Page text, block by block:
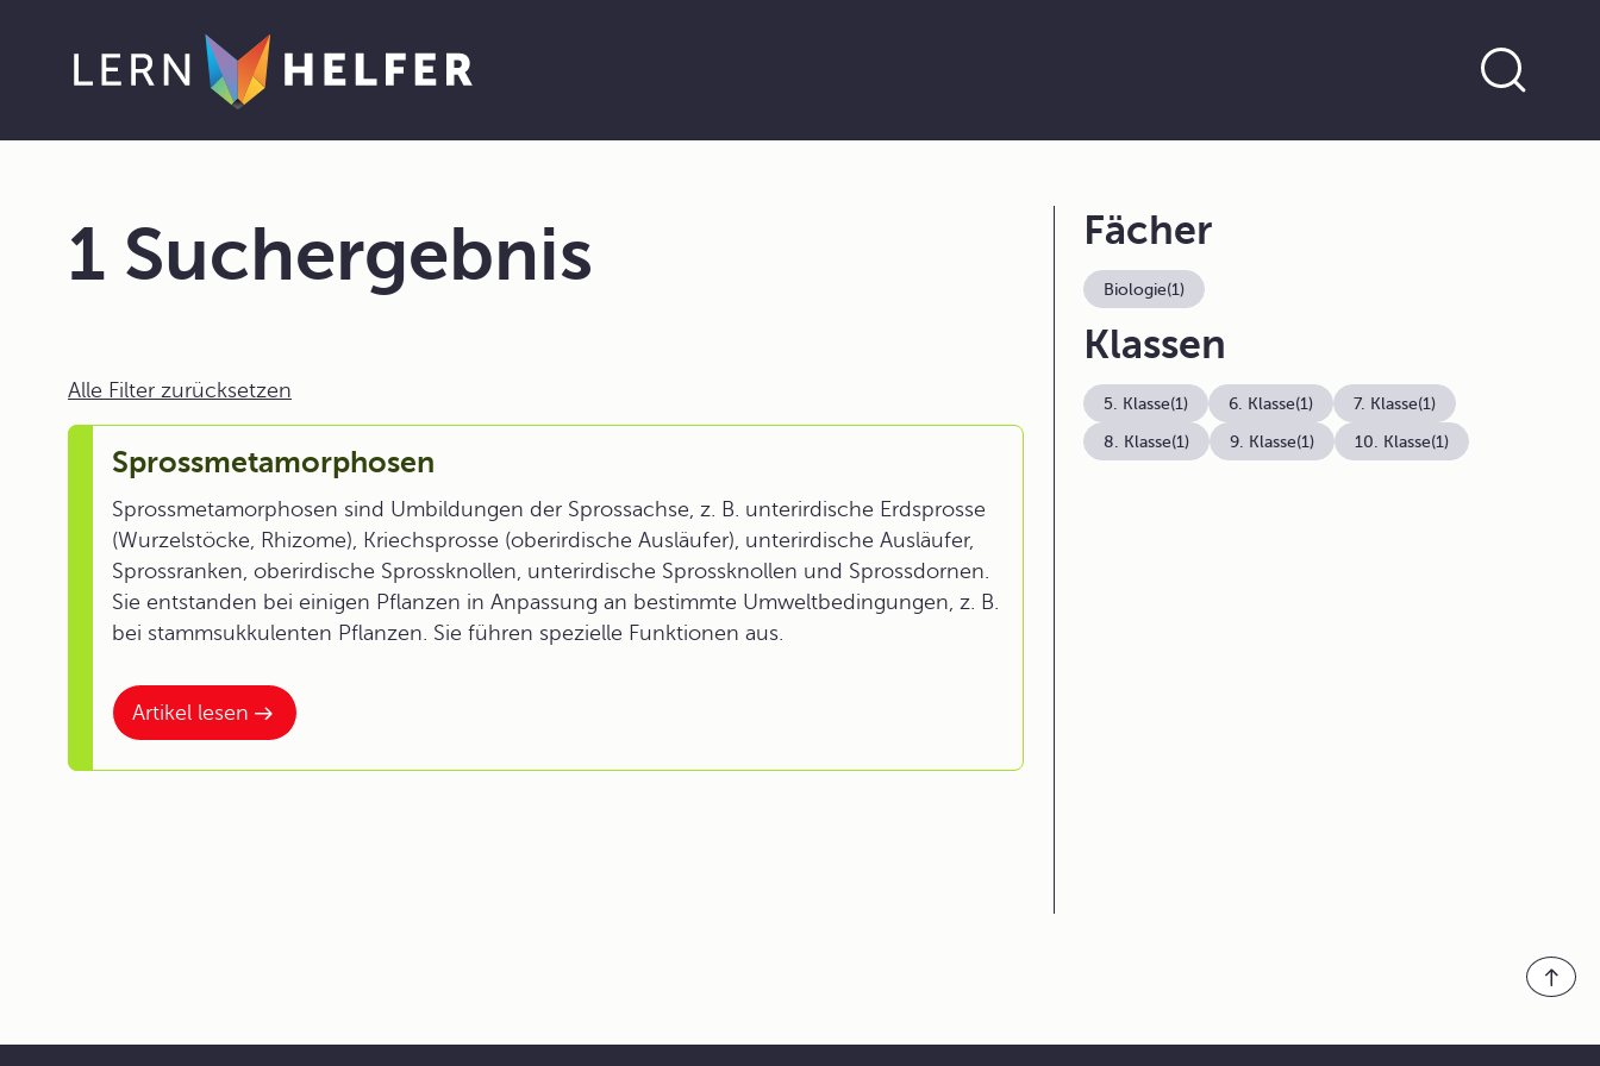
1 Suchergebnis
Alle Filter zurücksetzen
Artikel lesen
Sprossmetamorphosen
Sprossmetamorphosen sind Umbildungen der Sprossachse, z. B. unterirdische Erdsprosse
(Wurzelstöcke, Rhizome), Kriechsprosse (oberirdische Ausläufer), unterirdische Ausläufer,
Sprossranken, oberirdische Sprossknollen, unterirdische Sprossknollen und Sprossdornen.
Sie entstanden bei einigen Pflanzen in Anpassung an bestimmte Umweltbedingungen, z. B.
bei stammsukkulenten Pflanzen. Sie führen spezielle Funktionen aus.
Fächer
Biologie(1)
Klassen
5. Klasse(1) 6. Klasse(1) 7. Klasse(1)
8. Klasse(1) 9. Klasse(1) 10. Klasse(1)